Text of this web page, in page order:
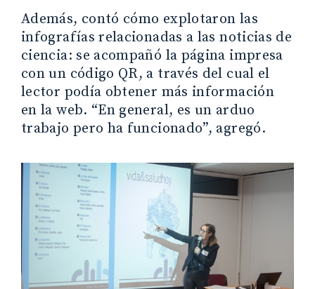
Además, contó cómo explotaron las
infografías relacionadas a las noticias de
ciencia: se acompañó la página impresa
con un código QR, a través del cual el
lector podía obtener más información
en la web. “En general, es un arduo
trabajo pero ha funcionado”, agregó.